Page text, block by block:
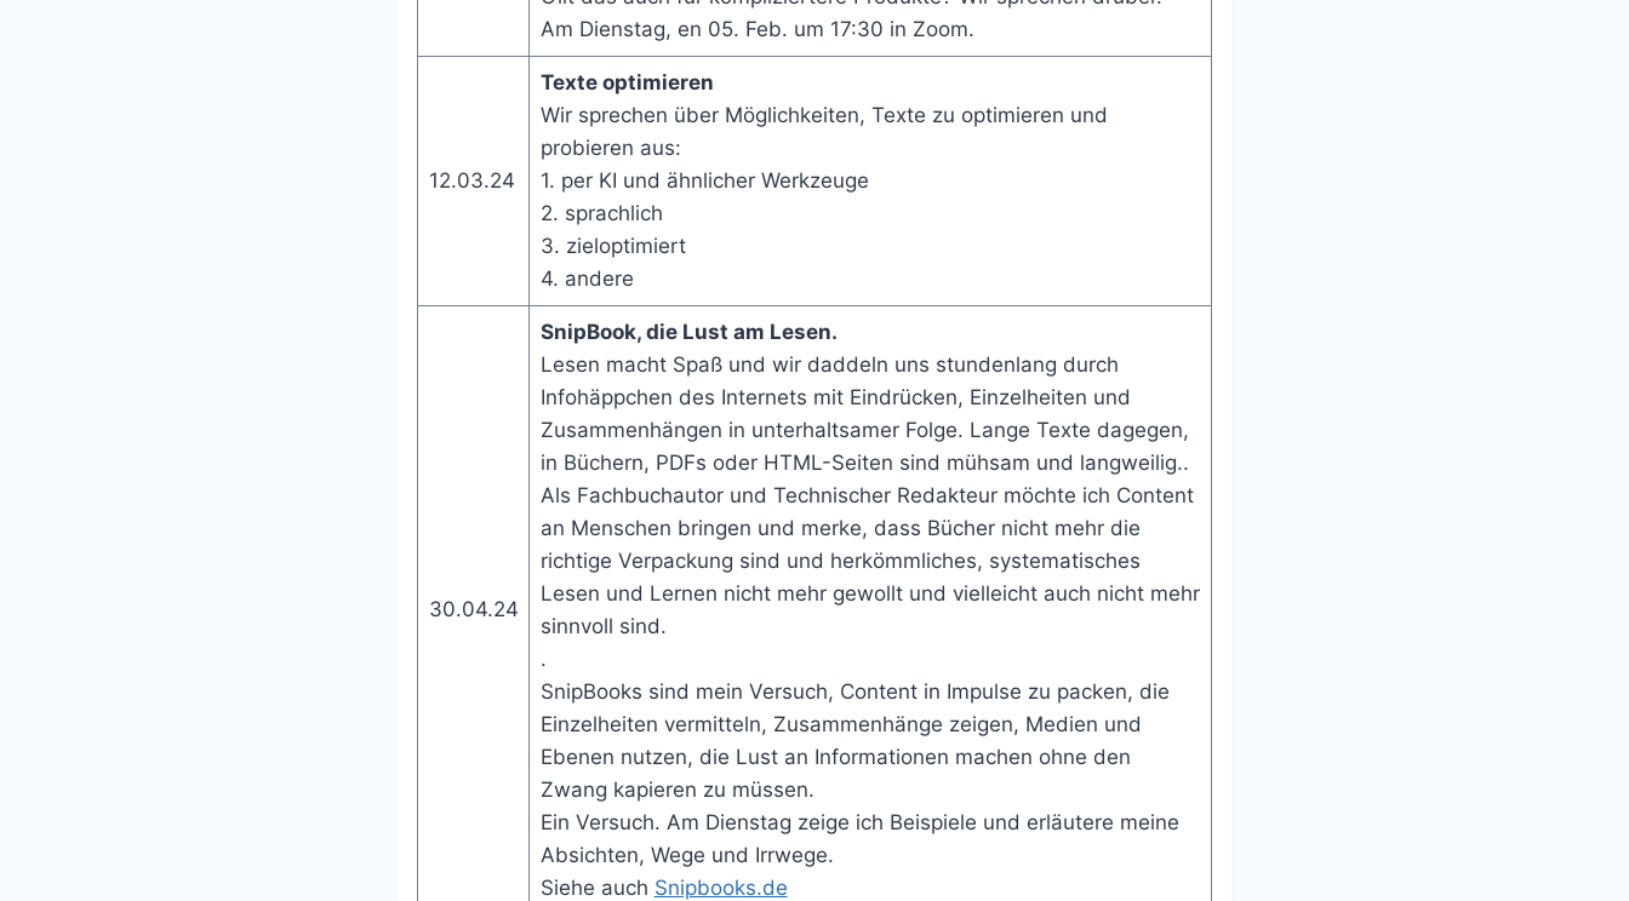
Am Dienstag, en 05. Feb. um 17:30 in Zoom.
12.03.24
Texte optimieren
Wir sprechen über Möglichkeiten, Texte zu optimieren und
probieren aus:
1. per KI und ähnlicher Werkzeuge
2. sprachlich
3. zieloptimiert
4. andere
30.04.24
SnipBook, die Lust am Lesen.
Lesen macht Spaß und wir daddeln uns stundenlang durch
Infohäppchen des Internets mit Eindrücken, Einzelheiten und
Zusammenhängen in unterhaltsamer Folge. Lange Texte dagegen,
in Büchern, PDFs oder HTML-Seiten sind mühsam und langweilig..
Als Fachbuchautor und Technischer Redakteur möchte ich Content
an Menschen bringen und merke, dass Bücher nicht mehr die
richtige Verpackung sind und herkömmliches, systematisches
Lesen und Lernen nicht mehr gewollt und vielleicht auch nicht mehr
sinnvoll sind.
.
SnipBooks sind mein Versuch, Content in Impulse zu packen, die
Einzelheiten vermitteln, Zusammenhänge zeigen, Medien und
Ebenen nutzen, die Lust an Informationen machen ohne den
Zwang kapieren zu müssen.
Ein Versuch. Am Dienstag zeige ich Beispiele und erläutere meine
Absichten, Wege und Irrwege.
Siehe auch Snipbooks.de